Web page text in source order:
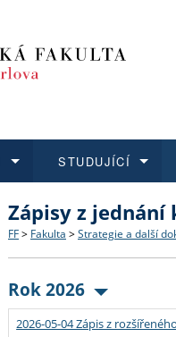
Struktura a historie
Strategie a další
Podpora a benefity pro
Co studovat a jak se
Učitelské studijní
Informace k průběhu
STUDUJÍCÍ
Bakalářské a magisterské
Doktorské studium
Rigorózní řízení
O vědě a výzkumu na FF
Akademické kvalifikace
Granty a projekty
Aktuální nabídky a
Vyjíždějící studenti
Přijíždějící studenti
Zápisy z jednání
FF > Fakulta > Strategie a další
Rok 2026
2026-05-04 Zápis z